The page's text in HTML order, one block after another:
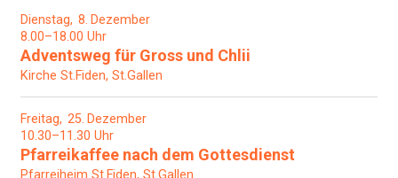
Dienstag 8 Dezember
8.00–18.00 Uhr
Adventsweg für Gross und Chlii
Kirche St.Fiden, St.Gallen
Freitag 25 Dezember
10.30–11.30 Uhr
Pfarreikaffee nach dem Gottesdienst
Pfarreiheim St.Fiden, St.Gallen